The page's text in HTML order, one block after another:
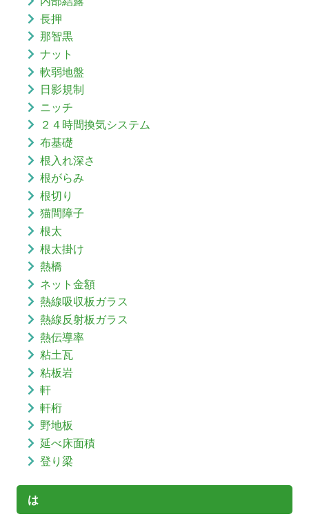
長押
那智黒
ナット
軟弱地盤
日影規制
ニッチ
２４時間換気システム
布基礎
根入れ深さ
根がらみ
根切り
猫間障子
根太
根太掛け
熱橋
ネット金額
熱線吸収板ガラス
熱線反射板ガラス
熱伝導率
粘土瓦
粘板岩
軒
軒桁
野地板
延べ床面積
登り梁
は